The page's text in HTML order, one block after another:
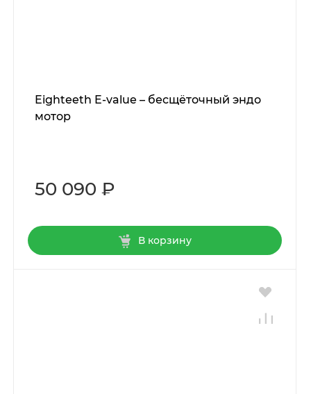
Eighteeth E-value – бесщёточный эндо
мотор
50 090 ₽
В корзину